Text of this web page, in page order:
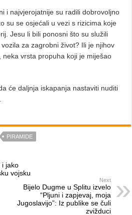
i najvjerojatnije su radili dobrovoljno
su se osjećali u vezi s rizicima koje
Jesu li bili ponosni što su služili
za zagrobni život? Ili je njihov
vrsta propuha koji je miješao
će daljnja iskapanja nastaviti nuditi
PIRAMIDE
i jako
vojsku
Next
Bijelo Dugme u Splitu izvelo
“Pljuni i zapjevaj, moja
Jugoslavijo”: Iz publike se čuli
zvižduci